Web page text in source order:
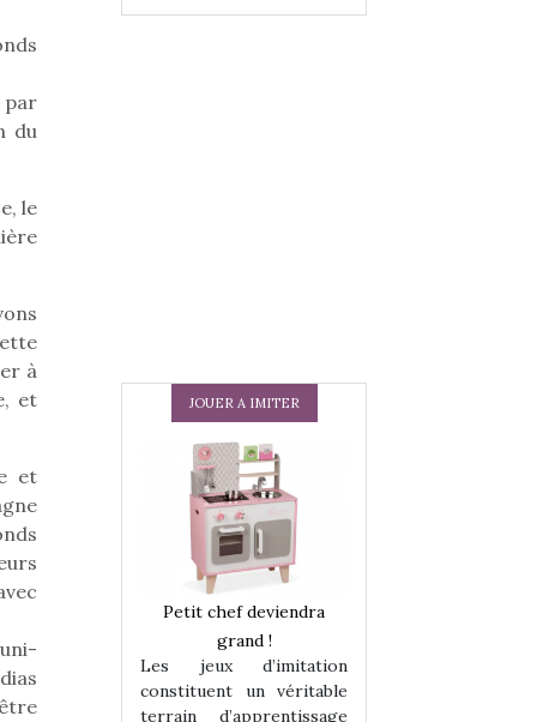
par
du
le
à
et
et
JOUER A IMITER
un
des
!
Petit chef deviendra
grand !
Les jeux d’imitation
constituent un véritable
terrain d’apprentissage